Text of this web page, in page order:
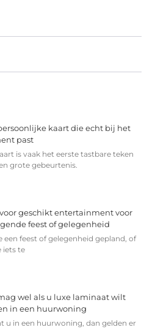
kaart die echt bij het
past
is vaak het eerste tastbare teken
grote gebeurtenis.
geschikt entertainment voor
feest of gelegenheid
een feest of gelegenheid gepland, of
iets te
wel als u luxe laminaat wilt
in een huurwoning
u in een huurwoning, dan gelden er